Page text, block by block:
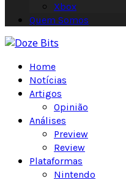
Xbox
Quem Somos
Home
Notícias
Artigos
Opinião
Análises
Preview
Review
Plataformas
Nintendo